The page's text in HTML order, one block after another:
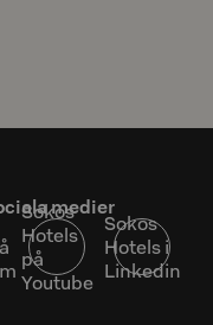
medier
Sokos
Hotels
på
Youtube
Sokos
Hotels i
Linkedin